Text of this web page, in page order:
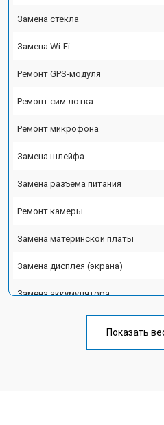
Замена стекла
Замена Wi-Fi
Ремонт GPS-модуля
Ремонт сим лотка
Ремонт микрофона
Замена шлейфа
Замена разъема питания
Ремонт камеры
Замена материнской платы
Замена дисплея (экрана)
Замена аккумулятора
Ремонт цепи питания
Показать